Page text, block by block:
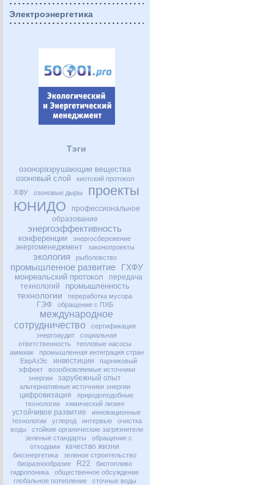
Электроэнергетика
Тэги
озоноразрушающие вещества
озоновый слой
киотский протокол
ХФУ озоновые дыры
проекты
ЮНИДО
профессиональное
образование
энергоэффективность
конференции энергосбережение
энергоменеджмент законопроекты
экология рыболовство
промышленное развитие ГХФУ
монреальский протокол
передача
технологий
промышленность
технологии переработка мусора
ГЭФ обращение с ПХБ
международное
сотрудничество
сертификация
энергоаудит
социальная
ответственность
тепловые насосы
аммиак
промышленная интеграция стран
ЕврАзЭс
инвестиции
парниковый
эффект
возобновляемые источники
энергии
зарубежный опыт
альтернативные источники энергии
цифровизация
природоподобные
технологии
химический лизинг
устойчивое развитие
инновационные
технологии
углерод интервью
очистка
воды
стойкие органические загрязнители
зеленые стандарты
обращение с
отходами
качество жизни
биоэнергетика
зеленое строительство
биоразнообразие
R22
биотопливо
гидропоника
общественное обсуждение
глобальное потепление
сточные воды